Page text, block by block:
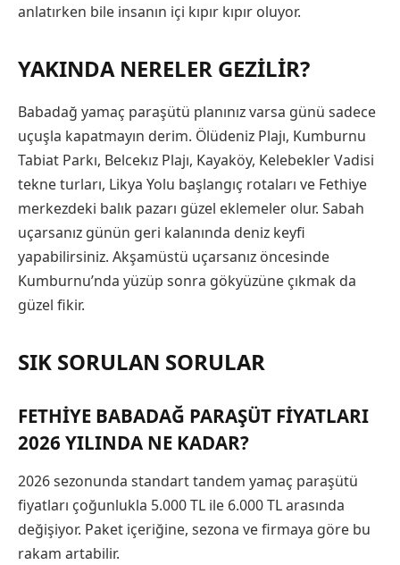
anlatırken bile insanın içi kıpır kıpır oluyor.
YAKINDA NERELER GEZILIR?
Babadağ yamaç paraşütü planınız varsa günü sadece
uçuşla kapatmayın derim. Ölüdeniz Plajı, Kumburnu
Tabiat Parkı, Belcekız Plajı, Kayaköy, Kelebekler Vadisi
tekne turları, Likya Yolu başlangıç rotaları ve Fethiye
merkezdeki balık pazarı güzel eklemeler olur. Sabah
uçarsanız günün geri kalanında deniz keyfi
yapabilirsiniz. Akşamüstü uçarsanız öncesinde
Kumburnu’nda yüzüp sonra gökyüzüne çıkmak da
güzel fikir.
SIK SORULAN SORULAR
FETHIYE BABADAĞ PARAŞÜT FIYATLARI
2026 YILINDA NE KADAR?
2026 sezonunda standart tandem yamaç paraşütü
fiyatları çoğunlukla 5.000 TL ile 6.000 TL arasında
değişiyor. Paket içeriğine, sezona ve firmaya göre bu
rakam artabilir.